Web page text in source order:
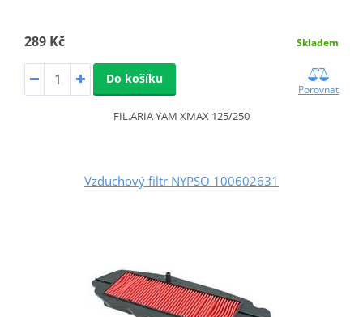
289 Kč Skladem
Do košíku
Porovnat
FIL.ARIA YAM XMAX 125/250
Vzduchový filtr NYPSO 100602631